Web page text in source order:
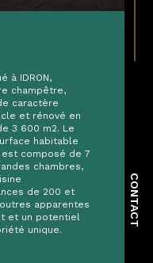
CONTACT
champêtre,
caractère
et rénové en
3 600 m2. Le
habitable
composé de 7
chambres,
de 200 et
apparentes
et un potentiel
unique.